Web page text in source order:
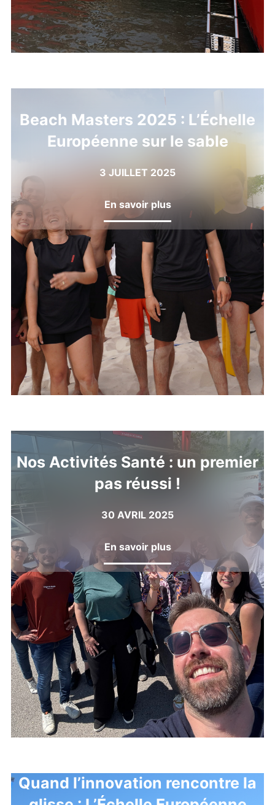
Beach Masters 2025 : L’Échelle
Européenne sur le sable
3 JUILLET 2025
En savoir plus
Nos Activités Santé : un premier
pas réussi !
30 AVRIL 2025
En savoir plus
Quand l’innovation rencontre la